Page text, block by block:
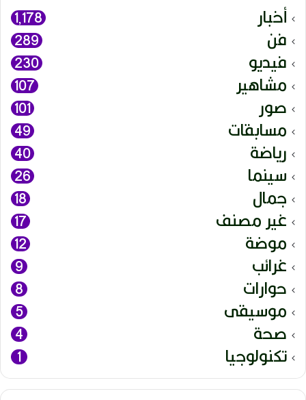
أخبار 1٬178
فن 289
فيديو 230
مشاهير 107
صور 101
مسابقات 49
رياضة 40
سينما 26
جمال 18
غير مصنف 17
موضة 12
غرائب 9
حوارات 8
موسيقى 5
صحة 4
تكنولوجيا 1